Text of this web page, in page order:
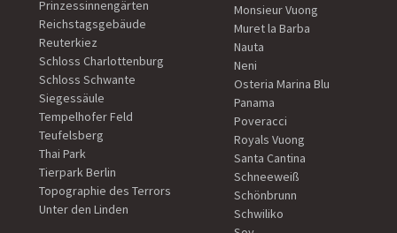
Prinzessinnengärten
Reichstagsgebäude
Reuterkiez
Schloss Charlottenburg
Schloss Schwante
Siegessäule
Tempelhofer Feld
Teufelsberg
Thai Park
Tierpark Berlin
Topographie des Terrors
Unter den Linden
Monsieur Vuong
Muret la Barba
Nauta
Neni
Osteria Marina Blu
Panama
Poveracci
Royals Vuong
Santa Cantina
Schneeweiß
Schönbrunn
Schwiliko